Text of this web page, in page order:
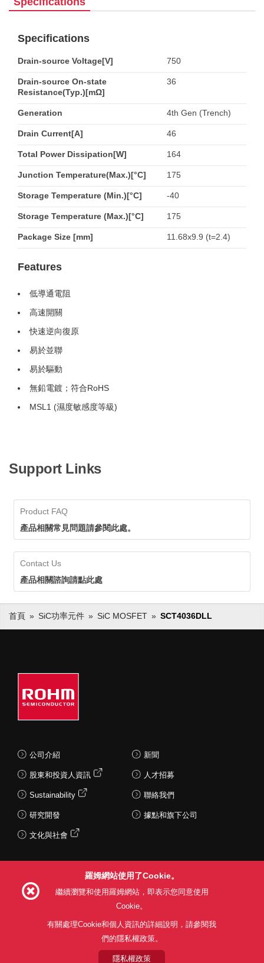
Specifications
Drain-source Voltage[V] 750
Drain-source On-state
Resistance(Typ.)[mΩ]
36
Generation 4th Gen (Trench)
Drain Current[A] 46
Total Power Dissipation[W] 164
Junction Temperature(Max.)[°C] 175
Storage Temperature (Min.)[°C] -40
Storage Temperature (Max.)[°C] 175
Package Size [mm] 11.68x9.9 (t=2.4)
Features
低導通電阻
高速開關
快速逆向復原
易於並聯
易於驅動
無鉛電鍍；符合RoHS
MSL1 (濕度敏感度等級)
Support Links
Product FAQ
產品相關常見問題請參閱此處。
Contact Us
產品相關諮詢請點此處
首頁 SiC功率元件 SiC MOSFET SCT4036DLL
公司介紹
股東和投資人資訊
Sustainability
研究開發
文化與社會
新聞
人才招募
聯絡我們
據點和旗下公司
利用目的 隱私權政策
關於本公司產品銷售之標準條款(PDF)
羅姆網站使用了Cookie。
繼續瀏覽和使用羅姆網站，即表示您同意使用
Cookie。
有關處理Cookie和個人資訊的詳細說明，請參閱我
們的隱私權政策。
隱私權政策